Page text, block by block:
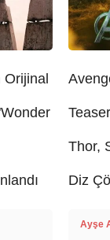
Orijinal
Thor,
Diz
Ayşe